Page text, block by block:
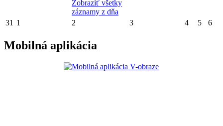
Zobraziť všetky
záznamy z dňa
31 1 2 3 4 5 6
Mobilná aplikácia